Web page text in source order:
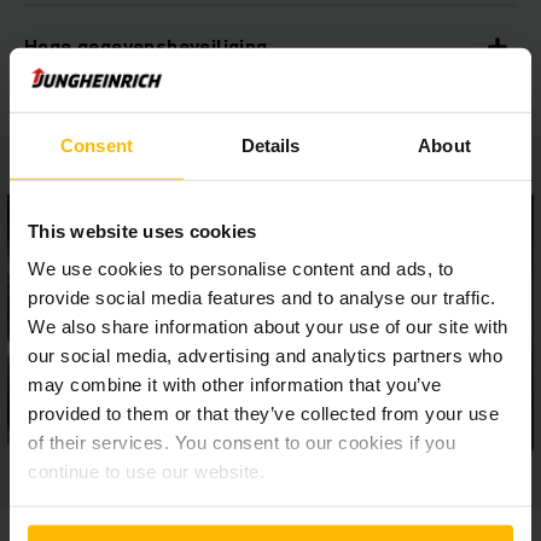
Consent Details About
This website uses cookies
We use cookies to personalise content and ads, to
provide social media features and to analyse our traffic.
We also share information about your use of our site with
our social media, advertising and analytics partners who
may combine it with other information that you’ve
provided to them or that they’ve collected from your use
of their services. You consent to our cookies if you
continue to use our website.
Hoge gegevensbeveiliging